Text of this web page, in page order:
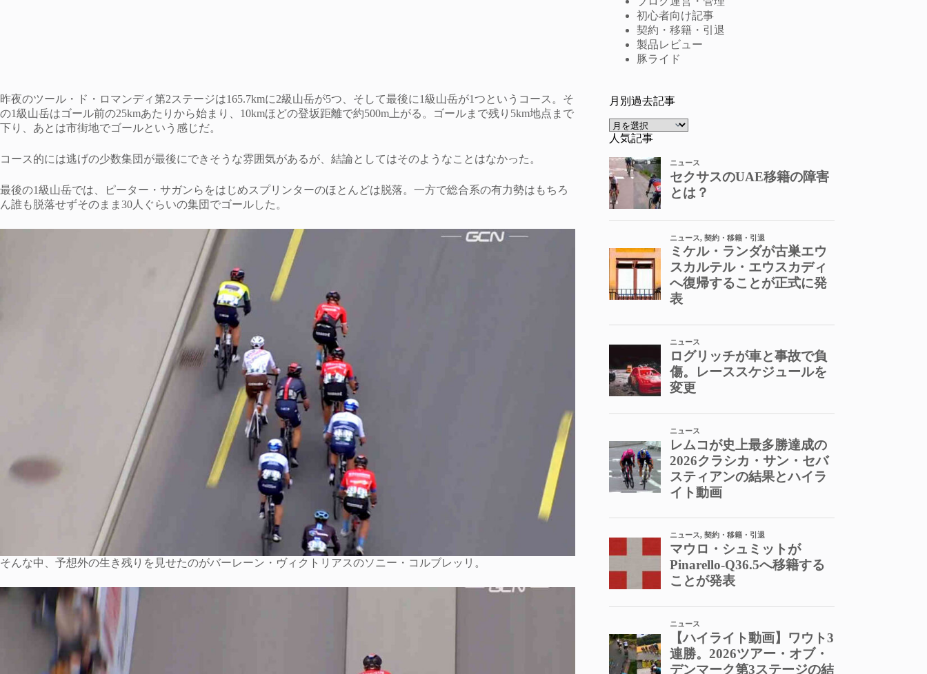
昨夜のツール・ド・ロマンディ第2ステージは165.7kmに2級山岳が5つ、そして最後に1級山岳が1つというコース。そ
の1級山岳はゴール前の25kmあたりから始まり、10kmほどの登坂距離で約500m上がる。ゴールまで残り5km地点まで
下り、あとは市街地でゴールという感じだ。
コース的には逃げの少数集団が最後にできそうな雰囲気があるが、結論としてはそのようなことはなかった。
最後の1級山岳では、ピーター・サガンらをはじめスプリンターのほとんどは脱落。一方で総合系の有力勢はもちろ
ん誰も脱落せずそのまま30人ぐらいの集団でゴールした。
そんな中、予想外の生き残りを見せたのがバーレーン・ヴィクトリアスのソニー・コルブレッリ。
初心者向け記事
契約・移籍・引退
製品レビュー
豚ライド
月別過去記事
ア
ー
イ
ブ
人気記事